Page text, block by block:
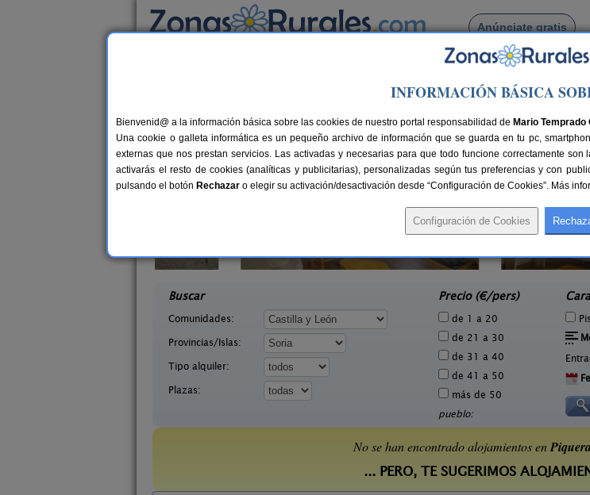
Anúnciate gratis
Busca por pueblo
> Piquera de San Esteban
Casas Rurales cerca de Piquera de San Esteban
25 €
El Nido del Mirlo
Buscar
Comunidades:
Provincias/Islas:
Tipo alquiler:
Plazas:
Precio (€/pers)
de 1 a 20
de 21 a 30
de 31 a 40
de 41 a 50
más de 50
pueblo:
No se han encontrado alojamientos en
... PERO, TE SUGERIMOS
INFORMACIÓN BÁSICA
Bienvenid@ a la información básica sobre las cookies de nuestro portal responsabilidad de Mario Temprado
Una cookie o galleta informática es un pequeño archivo de información que se guarda en tu pc,
externas que nos prestan servicios. Las activadas y necesarias para que todo funcione correctamente
activarás el resto de cookies (analíticas y publicitarias), personalizadas según tus preferencias y con
pulsando el botón Rechazar o elegir su activación/desactivación desde “Configuración de Cookies”. Más